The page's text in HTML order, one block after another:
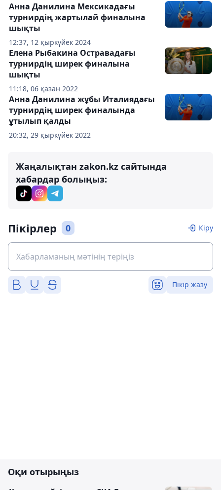
12:37, 12 қыркүйек 2024
Анна Данилина Мексикадағы
турнирдің жартылай финалына
шықты
11:18, 06 қазан 2022
Елена Рыбакина Остравадағы
турнирдің ширек финалына
шықты
20:32, 29 қыркүйек 2022
Анна Данилина жұбы Италиядағы
турнирдің ширек финалында
ұтылып қалды
Жаңалықтан zakon.kz сайтында
хабардар болыңыз:
Пікірлер 0 Кіру
Пікір жазу
Оқи отырыңыз